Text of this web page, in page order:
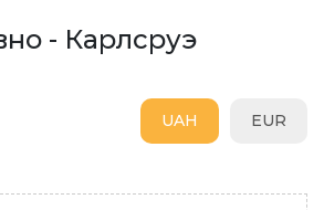
- Карлсруэ
EUR
UAH